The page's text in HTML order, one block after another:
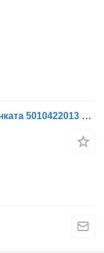
Клапан за управление на спирачката 5010422013 за влекач Renault Premium | 96